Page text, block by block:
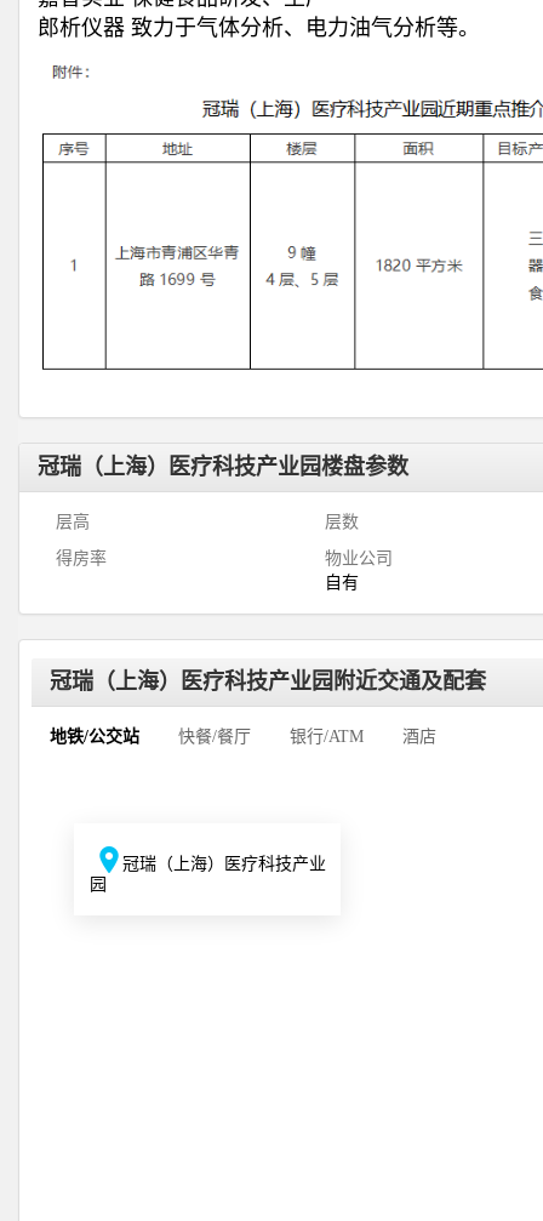
郎析仪器 致力于气体分析、电力油气分析等。
冠瑞（上海）医疗科技产业园楼盘参数
层高
层数
得房率
物业公司
自有
冠瑞（上海）医疗科技产业园附近交通及配套
地铁/公交站 快餐/餐厅 银行/ATM 酒店
冠瑞（上海）医疗科技产业
园